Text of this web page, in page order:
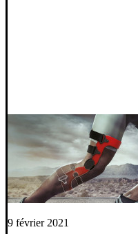
9 février 2021